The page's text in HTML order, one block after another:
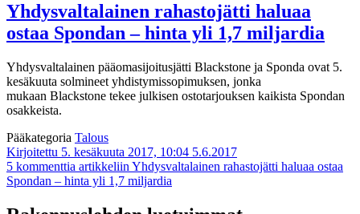
Yhdysvaltalainen rahastojätti haluaa
ostaa Spondan – hinta yli 1,7 miljardia
Yhdysvaltalainen pääomasijoitusjätti Blackstone ja Sponda ovat 5.
kesäkuuta solmineet yhdistymissopimuksen, jonka
mukaan Blackstone tekee julkisen ostotarjouksen kaikista Spondan
osakkeista.
Pääkategoria Talous
Kirjoitettu 5. kesäkuuta 2017, 10:04 5.6.2017
5 kommenttia artikkeliin Yhdysvaltalainen rahastojätti haluaa ostaa
Spondan – hinta yli 1,7 miljardia